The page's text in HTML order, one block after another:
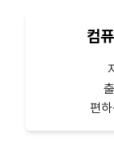
컴
편